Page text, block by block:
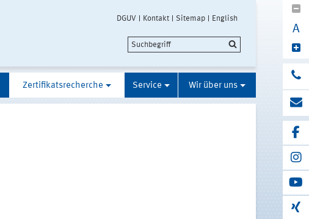
DGUV Kontakt Sitemap English
A
Zertifikatsrecherche Service Wir über uns